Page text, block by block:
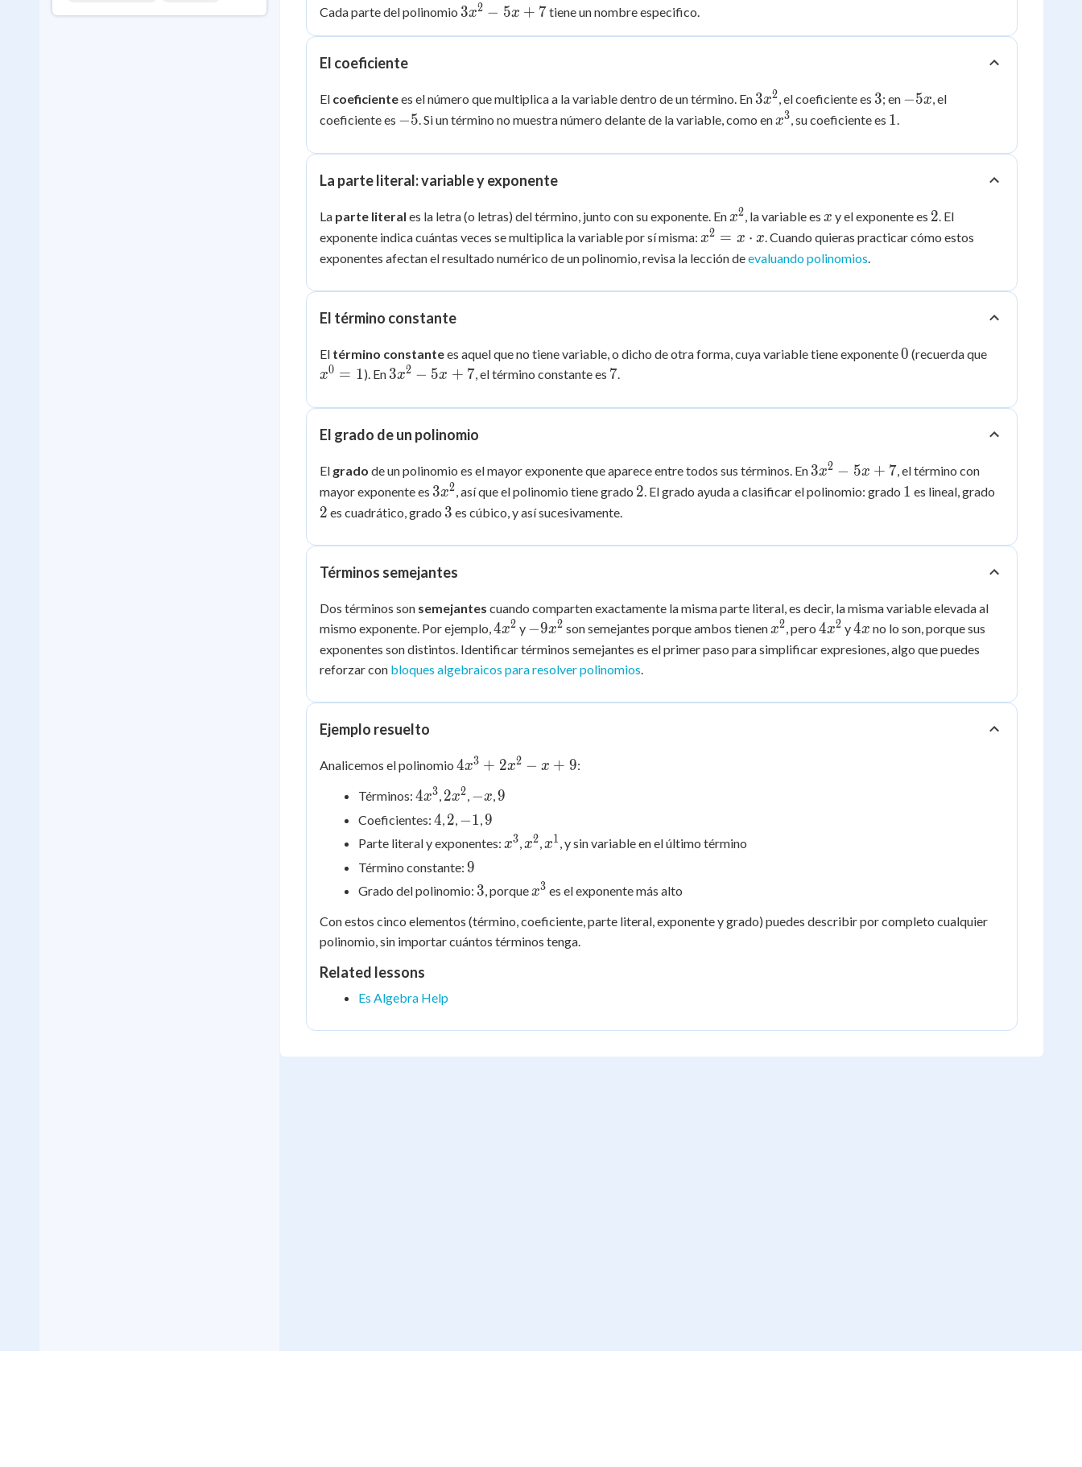
Cada parte del polinomio 3x^2
3x2 − 5x + 7tiene un nombre especifico.
El coeficiente
El coeficientees el número que multiplica a la variable dentro de un término. En 3x^2
3x2, el coeficiente es 3
3; en -5x
−5x, el
coeficiente es -5
−5. Si un término no muestra número delante de la variable, como en x^3
x3, su coeficiente es 1
1.
La parte literal: variable y exponente
La parte literal es la letra (o letras) del término, junto con su exponente. En x^2
x2, la variable es x
x y el exponente es 2
2. El
exponente indica cuántas veces se multiplica la variable por sí misma: x^2
= x
x
x2 = x ⋅ x. Cuando quieras practicar cómo estos
exponentes afectan el resultado numérico de un polinomio, revisa la lección deevaluando polinomios.
El término constante
El término constantees aquel que no tiene variable, o dicho de otra forma, cuya variable tiene exponente0
0 (recuerda que
x0 = 1). En 3x^2
+ 7
3x2 − 5x + 7, el término constante es 7
7.
El grado de un polinomio
El grado de un polinomio es el mayor exponente que aparece entre todos sus términos. En 3x^2
- 5x
3x2 − 5x + 7, el término con
mayor exponente es 3x^2
3x2, así que el polinomio tiene grado 2
2. El grado ayuda a clasificar el polinomio: grado 1
1 es lineal, grado
2 es cuadrático, grado 3
3 es cúbico, y así sucesivamente.
Términos semejantes
Dos términos son semejantes cuando comparten exactamente la misma parte literal, es decir, la misma variable elevada al
mismo exponente. Por ejemplo,4x^2
4x2 y -9x^2
−9x2 son semejantes porque ambos tienen x^2
x2, pero 4x^2
4x2 y4x
4x no lo son, porque sus
exponentes son distintos. Identificar términos semejantes es el primer paso para simplificar expresiones, algo que puedes
reforzar con bloques algebraicos para resolver polinomios.
Ejemplo resuelto
Analicemos el polinomio 4x^3
+
2x^2
- x
+ 9
4x3 + 2x2 − x + 9:
Términos: 4x^3
4x3, 2x^2
2x2, -
x
−x,9
9
Coeficientes: 4
4, 2
2, -1
−1,9
9
Parte literal y exponentes: x^3
x3, x^2
x2, x^1
x1, y sin variable en el último término
Término constante: 9
9
Grado del polinomio: 3
3, porque x^3
x3 es el exponente más alto
Con estos cinco elementos (término, coeficiente, parte literal, exponente y grado) puedes describir por completo cualquier
polinomio, sin importar cuántos términos tenga.
Related lessons
Es Algebra Help